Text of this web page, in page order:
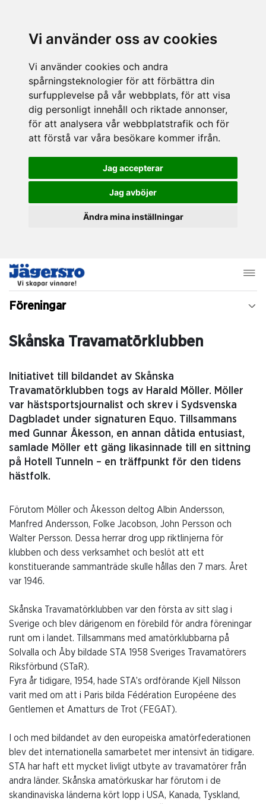
Vi använder oss av cookies
Vi använder cookies och andra
spårningsteknologier för att förbättra din
surfupplevelse på vår webbplats, för att visa
dig personligt innehåll och riktade annonser,
för att analysera vår webbplatstrafik och för
att förstå var våra besökare kommer ifrån.
Jag accepterar
Jag avböjer
Ändra mina inställningar
Föreningar
Skånska Travamatörklubben
Initiativet till bildandet av Skånska
Travamatörklubben togs av Harald Möller. Möller
var hästsportsjournalist och skrev i Sydsvenska
Dagbladet under signaturen Equo. Tillsammans
med Gunnar Åkesson, en annan dåtida entusiast,
samlade Möller ett gäng likasinnade till en sittning
på Hotell Tunneln – en träffpunkt för den tidens
hästfolk.
Förutom Möller och Åkesson deltog Albin Andersson,
Manfred Andersson, Folke Jacobson, John Persson och
Walter Persson. Dessa herrar drog upp riktlinjerna för
klubben och dess verksamhet och beslöt att ett
konstituerande sammanträde skulle hållas den 7 mars. Året
var 1946.
Skånska Travamatörklubben var den första av sitt slag i
Sverige och blev därigenom en förebild för andra föreningar
runt om i landet. Tillsammans med amatörklubbarna på
Solvalla och Åby bildade STA 1958 Sveriges Travamatörers
Riksförbund (STaR).
Fyra år tidigare, 1954, hade STA’s ordförande Kjell Nilsson
varit med om att i Paris bilda Fédération Européene des
Gentlemen et Amatturs de Trot (FEGAT).
I och med bildandet av den europeiska amatörfederationen
blev det internationella samarbetet mer intensivt än tidigare.
STA har haft ett mycket livligt utbyte av travamatörer från
andra länder. Skånska amatörkuskar har förutom i de
skandinaviska länderna kört lopp i USA, Kanada, Tyskland,